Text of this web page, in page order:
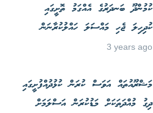
ކުމުންދޫ ބަނދަރުގެ އެއްގަމު ތޮށީގައި
ކުދިހިލަ ޖެހި މައްސަލަ ހައްލުކުރާނަން
3 years ago
މަޝްރޫއުތައް އަވަސް ކުރަން ކުޅުދުއްފުށީގައި
ދިގު މުއްދަތަކަށް މަޑުކުރަން އަސްލަމަށް